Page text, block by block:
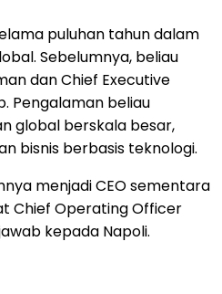
puluhan tahun dalam
Sebelumnya, beliau
dan Chief Executive
Pengalaman beliau
global berskala besar,
bisnis berbasis teknologi.
menjadi CEO sementara
Chief Operating Officer
kepada Napoli.